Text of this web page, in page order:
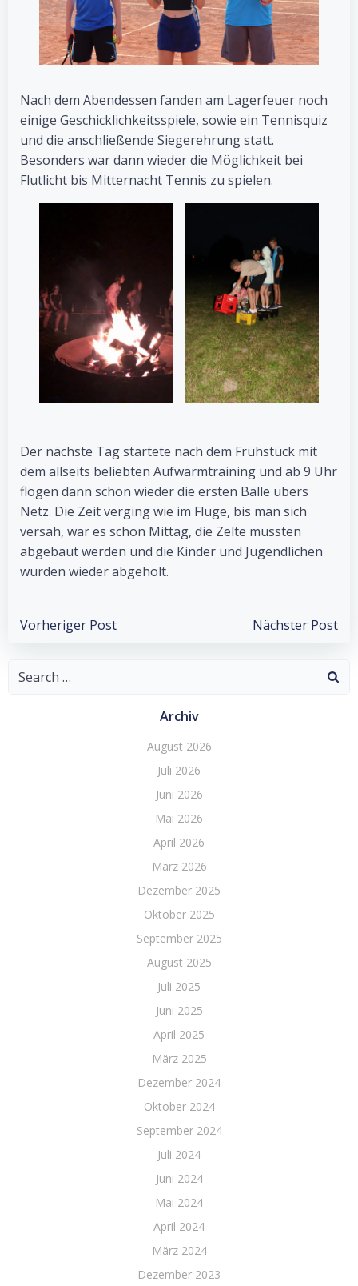
Nach dem Abendessen fanden am Lagerfeuer noch
einige Geschicklichkeitsspiele, sowie ein Tennisquiz
und die anschließende Siegerehrung statt.
Besonders war dann wieder die Möglichkeit bei
Flutlicht bis Mitternacht Tennis zu spielen.
Der nächste Tag startete nach dem Frühstück mit
dem allseits beliebten Aufwärmtraining und ab 9 Uhr
flogen dann schon wieder die ersten Bälle übers
Netz. Die Zeit verging wie im Fluge, bis man sich
versah, war es schon Mittag, die Zelte mussten
abgebaut werden und die Kinder und Jugendlichen
wurden wieder abgeholt.
Post
navigation
Vorheriger Post
navigation
Nächster Post
Search
Archiv
August 2026
Juli 2026
Juni 2026
Mai 2026
April 2026
März 2026
Dezember 2025
Oktober 2025
September 2025
August 2025
Juli 2025
Juni 2025
April 2025
März 2025
Dezember 2024
Oktober 2024
September 2024
Juli 2024
Juni 2024
Mai 2024
April 2024
März 2024
Dezember 2023